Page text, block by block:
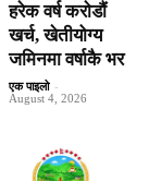
हरेक वर्ष कराेडाैं
खर्च, खेतीयोग्य
जमिनमा वर्षाकै भर
एक पाइलो -
August 4, 2026